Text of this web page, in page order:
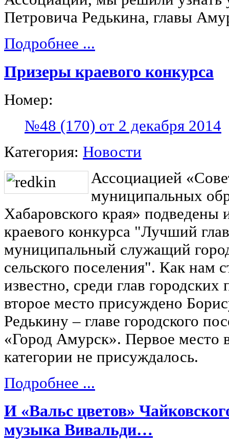
Петровича Редькина, главы
Подробнее ...
Призеры краевого конкурса
Номер:
№48 (170) от 2 декабря 2014
Категория: Новости
Ассоциацией
муниципальных
Хабаровского края» подведены
краевого конкурса "Лучший
муниципальный служащий
сельского поселения". Как нам
известно, среди глав городских
второе место присуждено
Редькину – главе городского
«Город Амурск». Первое место
категории не присуждалось.
Подробнее ...
И «Вальс цветов»
музыка Вивальди…